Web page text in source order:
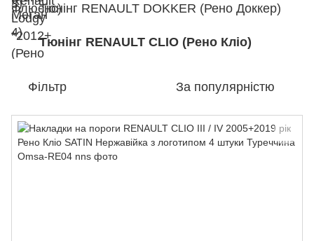
Тюнінг RENAULT DOKKER (Рено Доккер)
Тюнінг RENAULT CLIO (Рено Кліо)
Фільтр За популярністю